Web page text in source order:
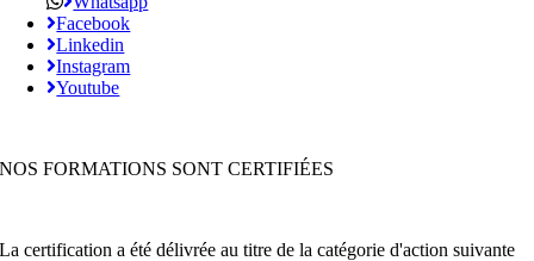
Facebook
Linkedin
Instagram
Youtube
NOS FORMATIONS SONT CERTIFIÉES
La certification a été délivrée au titre de la catégorie d'action suivante